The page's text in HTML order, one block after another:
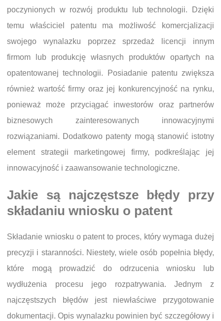
poczynionych w rozwój produktu lub technologii. Dzięki
temu właściciel patentu ma możliwość komercjalizacji
swojego wynalazku poprzez sprzedaż licencji innym
firmom lub produkcję własnych produktów opartych na
opatentowanej technologii. Posiadanie patentu zwiększa
również wartość firmy oraz jej konkurencyjność na rynku,
ponieważ może przyciągać inwestorów oraz partnerów
biznesowych zainteresowanych innowacyjnymi
rozwiązaniami. Dodatkowo patenty mogą stanowić istotny
element strategii marketingowej firmy, podkreślając jej
innowacyjność i zaawansowanie technologiczne.
Jakie są najczęstsze błędy przy
składaniu wniosku o patent
Składanie wniosku o patent to proces, który wymaga dużej
precyzji i staranności. Niestety, wiele osób popełnia błędy,
które mogą prowadzić do odrzucenia wniosku lub
wydłużenia procesu jego rozpatrywania. Jednym z
najczęstszych błędów jest niewłaściwe przygotowanie
dokumentacji. Opis wynalazku powinien być szczegółowy i